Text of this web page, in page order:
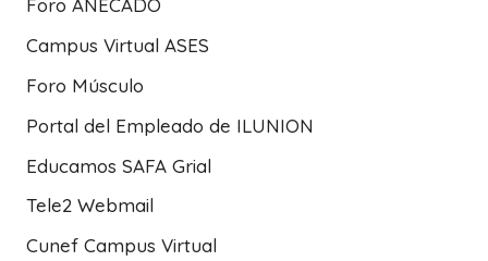
Foro ANECADO
Campus Virtual ASES
Foro Músculo
Portal del Empleado de ILUNION
Educamos SAFA Grial
Tele2 Webmail
Cunef Campus Virtual